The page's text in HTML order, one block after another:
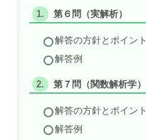
第６問（実解析）
解答の方針とポイント
解答例
第７問（関数解析学）
解答の方針とポイント
解答例